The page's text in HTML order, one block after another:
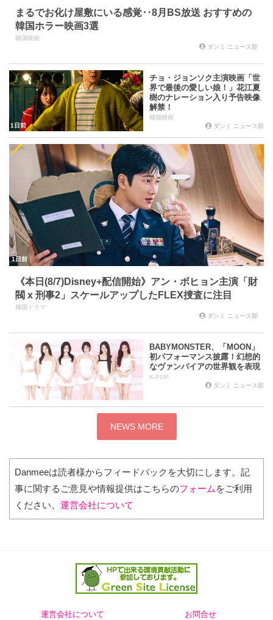
まるでお化け屋敷にいる感覚‥8月BS放送 おすすめの
韓国ホラー映画3選
韓国映画
ダンミ ニュース部
1日前
チョ・ジョンソク主演映画「世
界で最後の愛しい娘！」花江夏
樹のナレーション入り予告映像
解禁！
韓国映画
ダンミ ニュース部
1日前
《本日(8/7)Disney+配信開始》アン・ボヒョン主演「財
閥 x 刑事2」スケールアップしたFLEX捜査に注目
韓国ドラマ
ダンミ ニュース部
BABYMONSTER、「MOON」
初パフォーマンス披露！幻想的
なヴァンパイアの世界観を表現
K-POP
ダンミ ニュース部
NEWS MORE
Danmeeは読者様からフィードバックを大切にします。記
事に関するご意見や情報提供はこちらのフォーム をご利用
ください。運営会社について
運営会社について お問合せ